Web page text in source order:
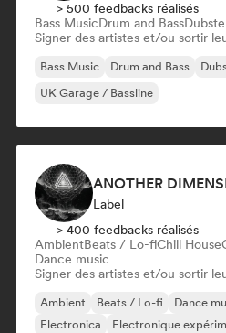
> 500 feedbacks réalisés
Bass MusicDrum and Bass
Signer des artistes et/ou sortir
Bass Music Drum and Bass
UK Garage / Bassline
ANOTHER
Label
> 400 feedbacks réalisés
AmbientBeats / Lo-fiChill House
Dance music
Signer des artistes et/ou sortir
Ambient Beats / Lo-fi Dance
Electronica
Electronique